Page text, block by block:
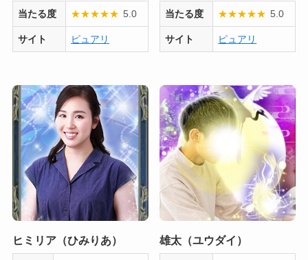
当たる度 ★★★★★ 5.0
サイト ピュアリ
当たる度 ★★★★★ 5.0
サイト ピュアリ
ヒミリア（ひみりあ） 雄太（ユウダイ）